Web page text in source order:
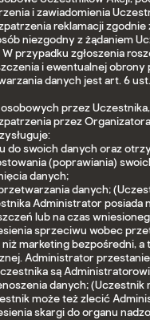
i zawiadomienia
reklamacji
niezgodny z żądaniem
przypadku zgłoszenia
i ewentualnej
danych jest art. 6
przez
przez
do swoich danych oraz
(poprawiania)
danych;
danych;
Administrator posiada
lub na czas
sprzeciwu wobec
marketing bezpośredni,
Administrator
są
danych;
może też zlecić
skargi do organu